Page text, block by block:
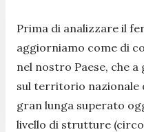
Prima di analizzare il
aggiorniamo come di
nel nostro Paese, che a
sul territorio nazionale
gran lunga superato
livello di strutture